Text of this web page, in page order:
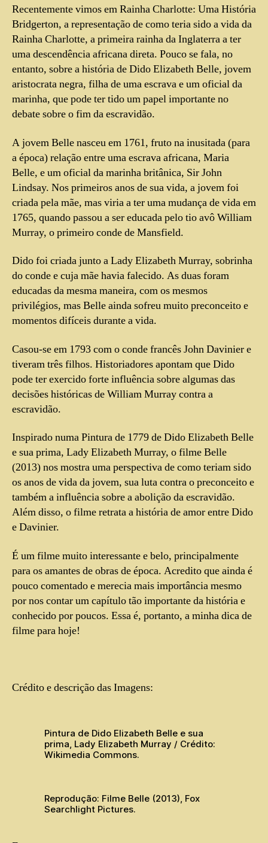
Recentemente vimos em Rainha Charlotte: Uma História
Bridgerton, a representação de como teria sido a vida da
Rainha Charlotte, a primeira rainha da Inglaterra a ter
uma descendência africana direta. Pouco se fala, no
entanto, sobre a história de Dido Elizabeth Belle, jovem
aristocrata negra, filha de uma escrava e um oficial da
marinha, que pode ter tido um papel importante no
debate sobre o fim da escravidão.
A jovem Belle nasceu em 1761, fruto na inusitada (para
a época) relação entre uma escrava africana, Maria
Belle, e um oficial da marinha britânica, Sir John
Lindsay. Nos primeiros anos de sua vida, a jovem foi
criada pela mãe, mas viria a ter uma mudança de vida em
1765, quando passou a ser educada pelo tio avô William
Murray, o primeiro conde de Mansfield.
Dido foi criada junto a Lady Elizabeth Murray, sobrinha
do conde e cuja mãe havia falecido. As duas foram
educadas da mesma maneira, com os mesmos
privilégios, mas Belle ainda sofreu muito preconceito e
momentos difíceis durante a vida.
Casou-se em 1793 com o conde francês John Davinier e
tiveram três filhos. Historiadores apontam que Dido
pode ter exercido forte influência sobre algumas das
decisões históricas de William Murray contra a
escravidão.
Inspirado numa Pintura de 1779 de Dido Elizabeth Belle
e sua prima, Lady Elizabeth Murray, o filme Belle
(2013) nos mostra uma perspectiva de como teriam sido
os anos de vida da jovem, sua luta contra o preconceito e
também a influência sobre a abolição da escravidão.
Além disso, o filme retrata a história de amor entre Dido
e Davinier.
É um filme muito interessante e belo, principalmente
para os amantes de obras de época. Acredito que ainda é
pouco comentado e merecia mais importância mesmo
por nos contar um capítulo tão importante da história e
conhecido por poucos. Essa é, portanto, a minha dica de
filme para hoje!
Crédito e descrição das Imagens:
Pintura de Dido Elizabeth Belle e sua
prima, Lady Elizabeth Murray / Crédito:
Wikimedia Commons.
Reprodução: Filme Belle (2013), Fox
Searchlight Pictures.